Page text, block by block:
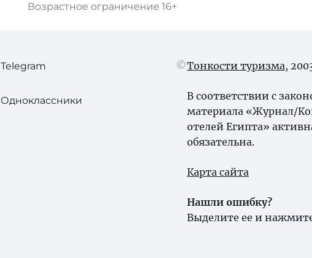
Возрастное ограничение 16+
Telegram
Одноклассники
Тонкости туризма,
В соответствии с
материала «Журнал/
отелей Египта»
обязательна.
Карта сайта
Нашли ошибку?
Выделите ее и